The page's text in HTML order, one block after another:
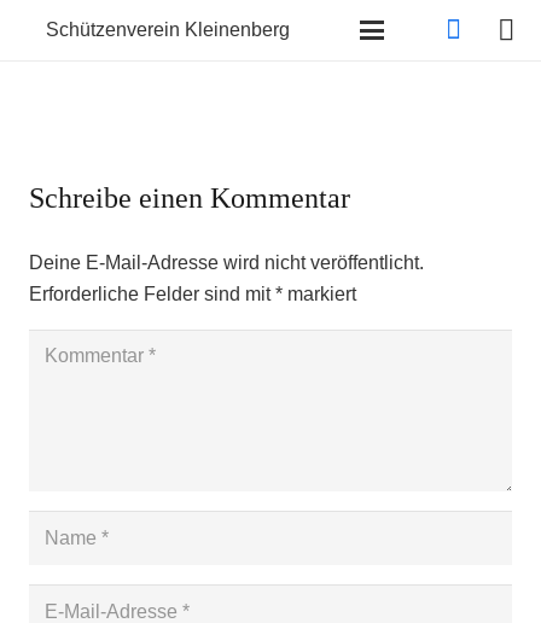
Schützenverein Kleinenberg
Schreibe einen Kommentar
Deine E-Mail-Adresse wird nicht veröffentlicht.
Erforderliche Felder sind mit* markiert